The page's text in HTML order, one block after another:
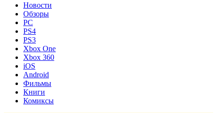
Новости
Обзоры
PC
PS4
PS3
Xbox One
Xbox 360
iOS
Android
Фильмы
Книги
Комиксы